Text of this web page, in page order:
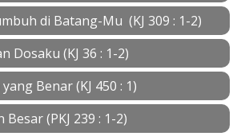
di Batang-Mu (KJ 309 : 1-2)
Dosaku (KJ 36 : 1-2)
Benar (KJ 450 : 1)
(PKJ 239 : 1-2)